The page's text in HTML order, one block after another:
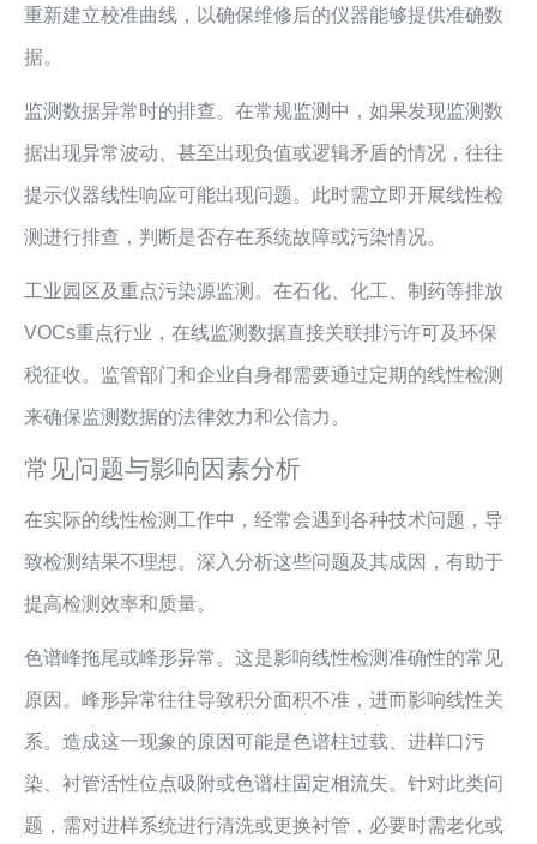
重新建立校准曲线，以确保维修后的仪器能够提供准确数
据。
监测数据异常时的排查。在常规监测中，如果发现监测数
据出现异常波动、甚至出现负值或逻辑矛盾的情况，往往
提示仪器线性响应可能出现问题。此时需立即开展线性检
测进行排查，判断是否存在系统故障或污染情况。
工业园区及重点污染源监测。在石化、化工、制药等排放
VOCs重点行业，在线监测数据直接关联排污许可及环保
税征收。监管部门和企业自身都需要通过定期的线性检测
来确保监测数据的法律效力和公信力。
常见问题与影响因素分析
在实际的线性检测工作中，经常会遇到各种技术问题，导
致检测结果不理想。深入分析这些问题及其成因，有助于
提高检测效率和质量。
色谱峰拖尾或峰形异常。这是影响线性检测准确性的常见
原因。峰形异常往往导致积分面积不准，进而影响线性关
系。造成这一现象的原因可能是色谱柱过载、进样口污
染、衬管活性位点吸附或色谱柱固定相流失。针对此类问
题，需对进样系统进行清洗或更换衬管，必要时需老化或